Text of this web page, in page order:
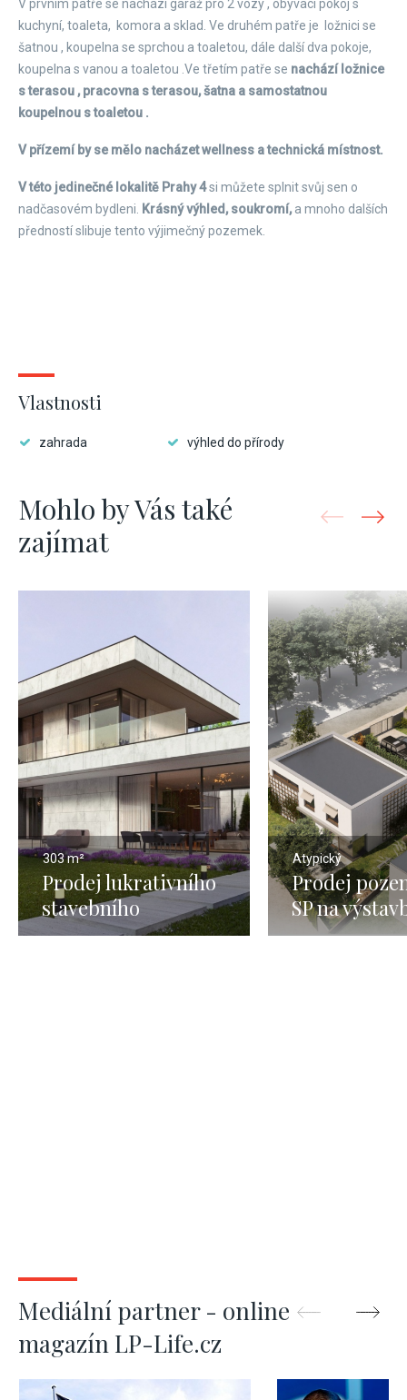
V prvním patře se nachází garáž pro 2 vozy , obývací pokoj s
kuchyní, toaleta, komora a sklad. Ve druhém patře je ložnici se
šatnou , koupelna se sprchou a toaletou, dále další dva pokoje,
koupelna s vanou a toaletou .Ve třetím patře se nachází ložnice
s terasou , pracovna s terasou, šatna a samostatnou
koupelnou s toaletou .
V přízemí by se mělo nacházet wellness a technická místnost.
V této jedinečné lokalitě Prahy 4si můžete splnit svůj sen o
nadčasovém bydleni.
Krásný výhled, soukromí,a mnoho dalších
předností slibuje tento výjimečný pozemek.
Vlastnosti
zahrada výhled do přírody
Mohlo by Vás také
zajímat
303 m²
Prodej lukrativního
stavebního
pozemku, Praha 10 -
Atypický
Prodej
SP na
Praha 9
Mediální partner - online
magazín LP-Life.cz